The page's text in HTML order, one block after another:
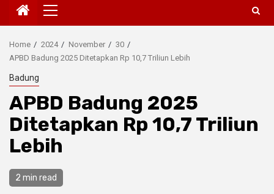
Primary
Menu
Home 2024 November
30
APBD Badung 2025 Ditetapkan Rp 10,7 Triliun Lebih
Badung
APBD Badung 2025
Ditetapkan Rp 10,7 Triliun
Lebih
2 min read